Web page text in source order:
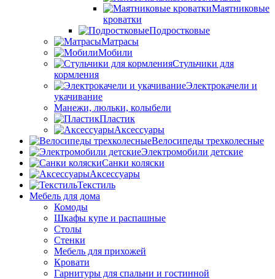
Маятниковые
кроватки
Подростковые
Матрасы
Мобили
Стульчики для
кормления
Электрокачели и
укачивание
Манежи, люльки, колыбели
Пластик
Аксессуары
Велосипеды трехколесные
Электромобили детские
Санки коляски
Аксессуары
Текстиль
Мебель для дома
Комоды
Шкафы купе и распашные
Столы
Стенки
Мебель для прихожей
Кровати
Гарнитуры для спальни и гостинной